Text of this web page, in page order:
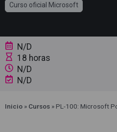
Curso oficial Microsoft
N/D
18 horas
N/D
N/D
Inicio » Cursos » PL-100: Microsoft